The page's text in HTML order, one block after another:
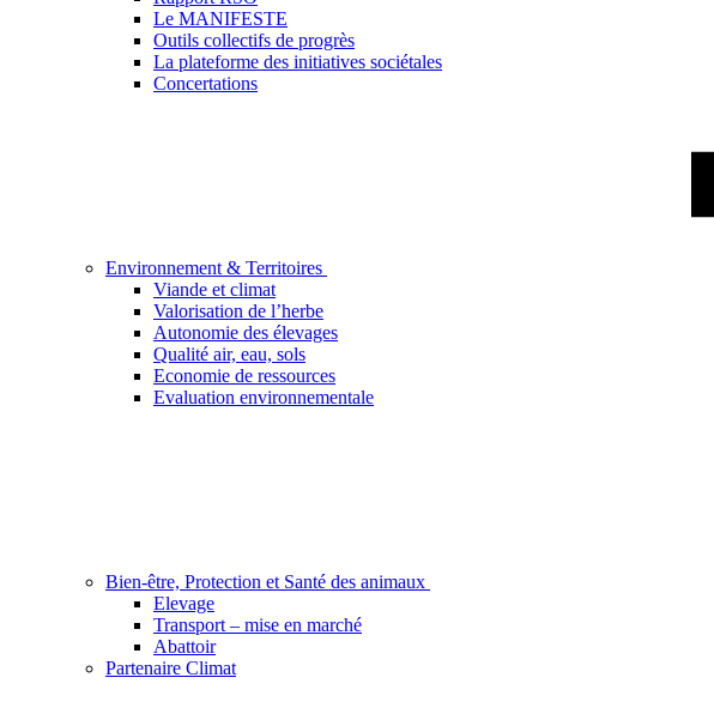
Le MANIFESTE
Outils collectifs de progrès
La plateforme des initiatives sociétales
Concertations
Environnement & Territoires
Viande et climat
Valorisation de l’herbe
Autonomie des élevages
Qualité air, eau, sols
Economie de ressources
Evaluation environnementale
Bien-être, Protection et Santé des animaux
Elevage
Transport – mise en marché
Abattoir
Partenaire Climat